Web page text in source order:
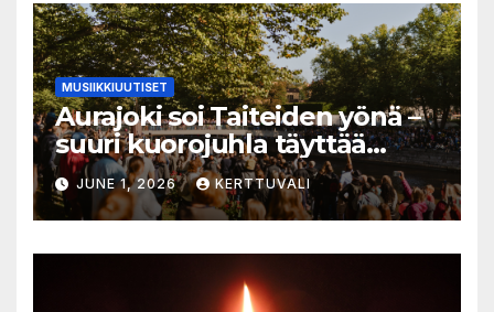
MUSIIKKIUUTISET
Aurajoki soi Taiteiden yönä –
suuri kuorojuhla täyttää
jokirannan musiikilla
JUNE 1, 2026 KERTTUVALI